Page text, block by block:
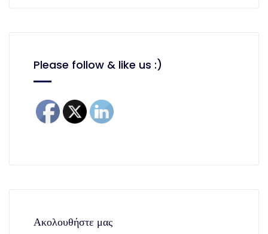
Please follow & like us :)
Ακολουθήστε μας